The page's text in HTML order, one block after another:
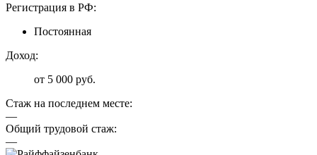
Регистрация в РФ:
Постоянная
Доход:
от 5 000 руб.
Стаж на последнем месте:
—
Общий трудовой стаж:
—